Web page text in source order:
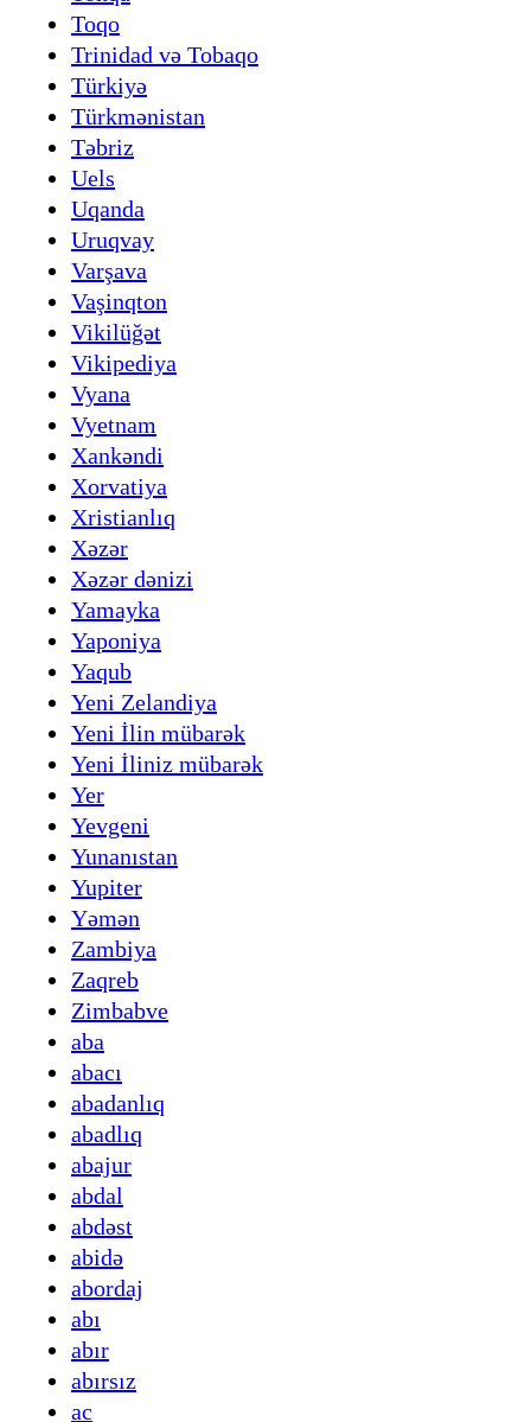
Toqo
Trinidad və Tobaqo
Türkiyə
Türkmənistan
Təbriz
Uels
Uqanda
Uruqvay
Varşava
Vaşinqton
Vikilüğət
Vikipediya
Vyana
Vyetnam
Xankəndi
Xorvatiya
Xristianlıq
Xəzər
Xəzər dənizi
Yamayka
Yaponiya
Yaqub
Yeni Zelandiya
Yeni İlin mübarək
Yeni İliniz mübarək
Yer
Yevgeni
Yunanıstan
Yupiter
Yəmən
Zambiya
Zaqreb
Zimbabve
aba
abacı
abadanlıq
abadlıq
abajur
abdal
abdəst
abidə
abordaj
abı
abır
abırsız
ac